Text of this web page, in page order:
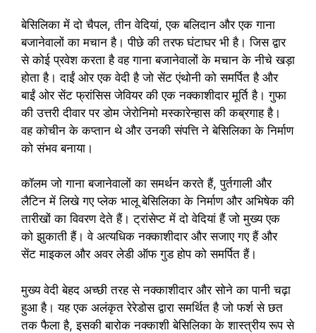
बेसिलिका में दो चैपल, तीन वेदियां, एक बलिदान और एक गाना
बजानेवालों का मचान है। पीछे की तरफ घंटाघर भी है। जिस द्वार
से कोई प्रवेश करता है वह गाना बजानेवालों के मचान के नीचे खड़ा
होता है। दाईं ओर एक वेदी है जो सेंट एंथोनी को समर्पित है और
बाईं ओर सेंट फ्रांसिस जेवियर की एक नक्काशीदार मूर्ति है। गुफा
की उत्तरी दीवार पर डोम जेरोनिमो मस्कारेन्हास की कब्रगाह है।
वह कोचीन के कप्तान थे और उनकी संपत्ति ने बेसिलिका के निर्माण
को संभव बनाया।
कॉलम जो गाना बजानेवालों का समर्थन करते हैं, पुर्तगाली और
लैटिन में लिखे गए प्लेक भालू बेसिलिका के निर्माण और अभिषेक की
तारीखों का विवरण देते हैं। ट्रांसेप्ट में दो वेदियां हैं जो मुख्य एक
को झुकाती हैं। वे अत्यधिक नक्काशीदार और सजाए गए हैं और
सेंट माइकल और अवर लेडी ऑफ गुड होप को समर्पित हैं।
मुख्य वेदी बेहद अच्छी तरह से नक्काशीदार और सोने का पानी चढ़ा
हुआ है। यह एक अलंकृत रेरेडोस द्वारा समर्थित है जो फर्श से छत
तक फैला है, इसकी बारोक नक्काशी बेसिलिका के शास्त्रीय रूप से